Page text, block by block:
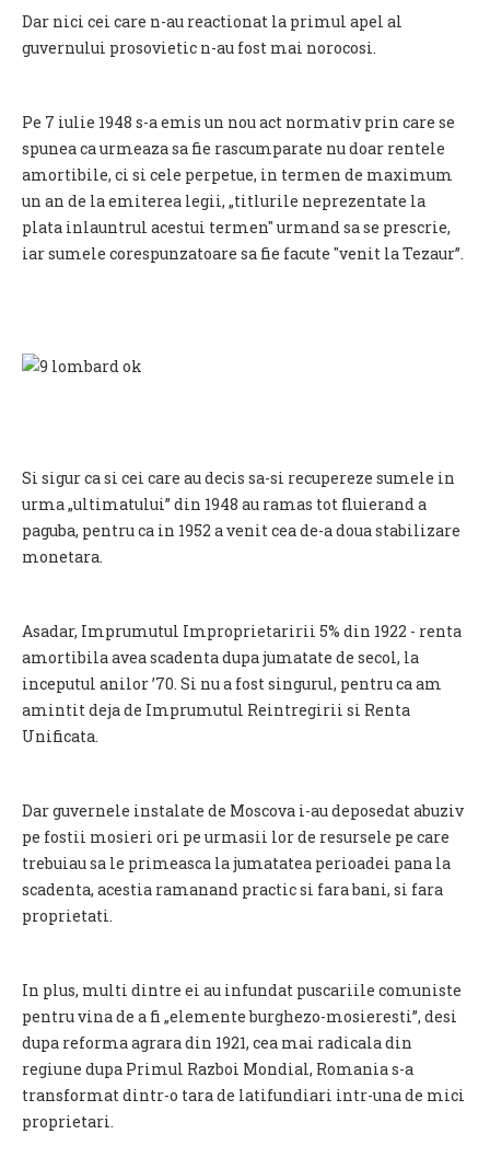
Dar nici cei care n-au reactionat la primul apel al
guvernului prosovietic n-au fost mai norocosi.
Pe 7 iulie 1948 s-a emis un nou act normativ prin care se
spunea ca urmeaza sa fie rascumparate nu doar rentele
amortibile, ci si cele perpetue, in termen de maximum
un an de la emiterea legii, „titlurile neprezentate la
plata inlauntrul acestui termen" urmand sa se prescrie,
iar sumele corespunzatoare sa fie facute "venit la Tezaur”.
Si sigur ca si cei care au decis sa-si recupereze sumele in
urma „ultimatului” din 1948 au ramas tot fluierand a
paguba, pentru ca in 1952 a venit cea de-a doua stabilizare
monetara.
Asadar, Imprumutul Improprietaririi 5% din 1922 - renta
amortibila avea scadenta dupa jumatate de secol, la
inceputul anilor ’70. Si nu a fost singurul, pentru ca am
amintit deja de Imprumutul Reintregirii si Renta
Unificata.
Dar guvernele instalate de Moscova i-au deposedat abuziv
pe fostii mosieri ori pe urmasii lor de resursele pe care
trebuiau sa le primeasca la jumatatea perioadei pana la
scadenta, acestia ramanand practic si fara bani, si fara
proprietati.
In plus, multi dintre ei au infundat puscariile comuniste
pentru vina de a fi „elemente burghezo-mosieresti”, desi
dupa reforma agrara din 1921, cea mai radicala din
regiune dupa Primul Razboi Mondial, Romania s-a
transformat dintr-o tara de latifundiari intr-una de mici
proprietari.